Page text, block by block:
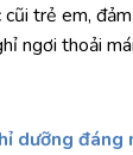
trẻ em,
ngơi thoải
dưỡng đáng